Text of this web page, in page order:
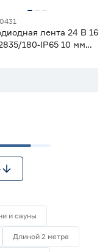
лента 24 В 16
180‑IP65 10 мм
и сауны
Длиной 2 метра